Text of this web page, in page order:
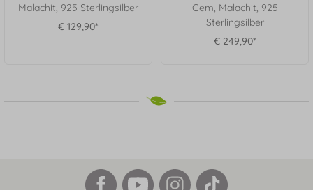
Malachit, 925 Sterlingsilber
€ 129,90*
Gem, Malachit, 925
Sterlingsilber
€ 249,90*